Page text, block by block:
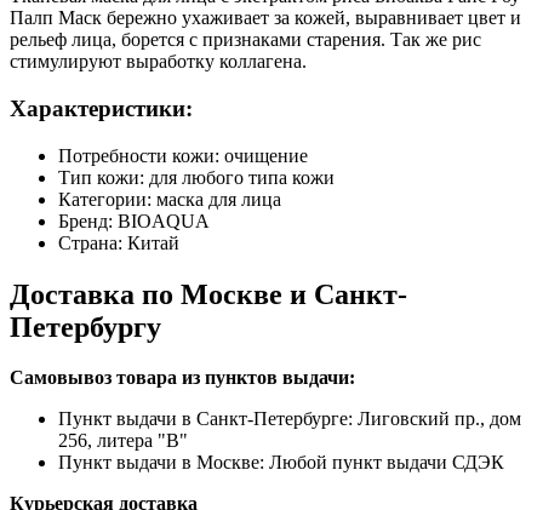
Палп Маск бережно ухаживает за кожей, выравнивает цвет и
рельеф лица, борется с признаками старения. Так же рис
стимулируют выработку коллагена.
Характеристики:
Потребности кожи: очищение
Тип кожи: для любого типа кожи
Категории: маска для лица
Бренд: BIOAQUA
Страна: Китай
Доставка по Москве и Санкт-
Петербургу
Самовывоз товара из пунктов выдачи:
Пункт выдачи в Санкт-Петербурге: Лиговский пр., дом
256, литера "В"
Пункт выдачи в Москве: Любой пункт выдачи СДЭК
Курьерская доставка